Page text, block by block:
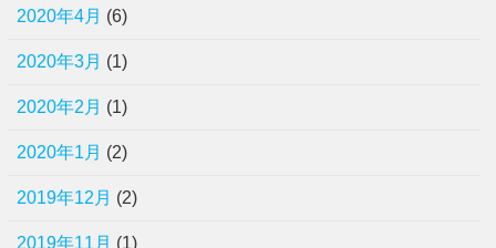
2020年4月 (6)
2020年3月 (1)
2020年2月 (1)
2020年1月 (2)
2019年12月 (2)
2019年11月 (1)